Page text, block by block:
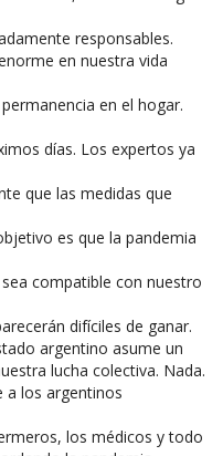
responsables.
en nuestra vida
en el hogar.
días. Los expertos ya
que las medidas que
es que la pandemia
compatible con nuestro
difíciles de ganar.
argentino asume un
lucha colectiva. Nada.
a los argentinos
los médicos y todo